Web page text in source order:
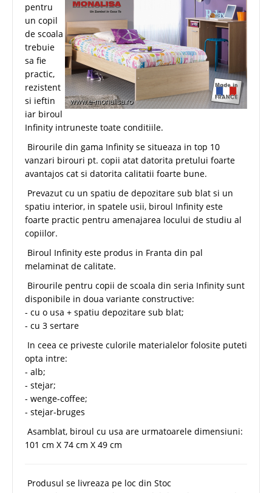
pentru
un copil
de scoala
trebuie
sa fie
practic,
rezistent
si ieftin
iar biroul
Infinity intruneste toate conditiile.
Birourile din gama Infinity se situeaza in top 10
vanzari birouri pt. copii atat datorita pretului foarte
avantajos cat si datorita calitatii foarte bune.
Prevazut cu un spatiu de depozitare sub blat si un
spatiu interior, in spatele usii, biroul Infinity este
foarte practic pentru amenajarea locului de studiu al
copiilor.
Biroul Infinity este produs in Franta din pal
melaminat de calitate.
Birourile pentru copii de scoala din seria Infinity sunt
disponibile in doua variante constructive:
- cu o usa + spatiu depozitare sub blat;
- cu 3 sertare
In ceea ce priveste culorile materialelor folosite puteti
opta intre:
- alb;
- stejar;
- wenge-coffee;
- stejar-bruges
Asamblat, biroul cu usa are urmatoarele dimensiuni:
101 cm X 74 cm X 49 cm
Produsul se livreaza pe loc din Stoc